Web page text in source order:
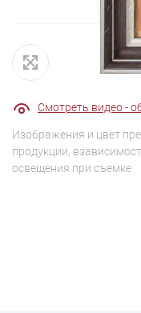
Смотреть видео -
Изображения и цвет
продукции,
освещения при съемке